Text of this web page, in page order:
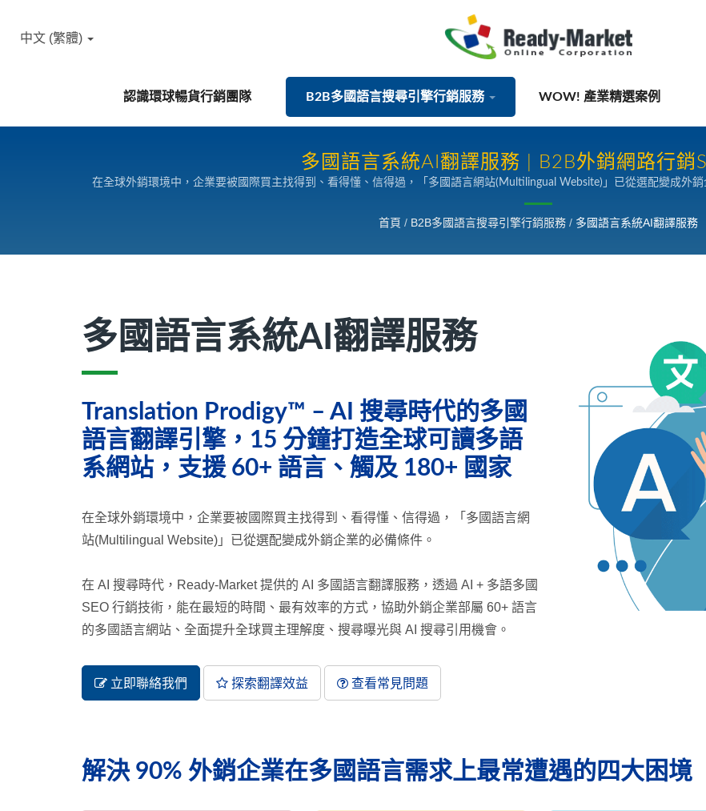
認識環球暢貨行銷團隊 B2B多國語言搜尋引擎行銷服務 WOW! 產業精選案例
中文 (繁體)
多國語言系統AI翻譯服務 | B2B外銷網路行銷
在全球外銷環境中，企業要被國際買主找得到、看得懂、信得過，「多國語言網站(Multilingual Website)」已從選配變成外
AI 搜尋引用機會。
首頁 / B2B多國語言搜尋引擎行銷服務 / 多國語言系統AI翻譯服務
多國語言系統AI翻譯服務
Translation Prodigy™ – AI 搜尋時代的多國
語言翻譯引擎，15 分鐘打造全球可讀多語
系網站，支援 60+ 語言、觸及 180+ 國家
在全球外銷環境中，企業要被國際買主找得到、看得懂、信得過，「多國語言網
站(Multilingual Website)」已從選配變成外銷企業的必備條件。
在 AI 搜尋時代，Ready-Market 提供的 AI 多國語言翻譯服務，透過 AI + 多語多國
SEO 行銷技術，能在最短的時間、最有效率的方式，協助外銷企業部屬 60+ 語言
的多國語言網站、全面提升全球買主理解度、搜尋曝光與 AI 搜尋引用機會。
立即聯絡我們 探索翻譯效益 查看常見問題
解決 90% 外銷企業在多國語言需求上最常遭遇的四大困境